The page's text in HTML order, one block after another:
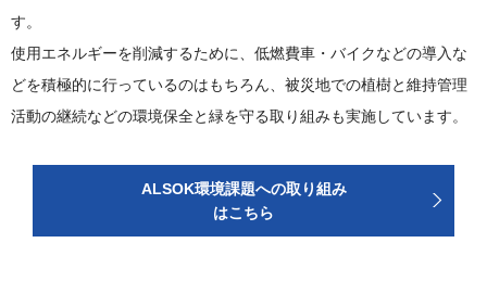
す。
使用エネルギーを削減するために、低燃費車・バイクなどの導入な
どを積極的に行っているのはもちろん、被災地での植樹と維持管理
活動の継続などの環境保全と緑を守る取り組みも実施しています。
ALSOK環境課題への取り組み
はこちら